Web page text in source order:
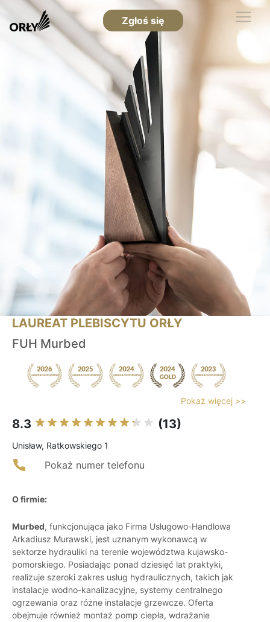
Zgłoś się
LAUREAT PLEBISCYTU ORŁY
FUH Murbed
Pokaż więcej >>
8.3 (13)
Unisław, Ratkowskiego 1
Pokaż numer telefonu
O firmie:
Murbed, funkcjonująca jako Firma Usługowo-Handlowa
Arkadiusz Murawski, jest uznanym wykonawcą w
sektorze hydrauliki na terenie województwa kujawsko-
pomorskiego. Posiadając ponad dziesięć lat praktyki,
realizuje szeroki zakres usług hydraulicznych, takich jak
instalacje wodno-kanalizacyjne, systemy centralnego
ogrzewania oraz różne instalacje grzewcze. Oferta
obejmuje również montaż pomp ciepła, wdrażanie